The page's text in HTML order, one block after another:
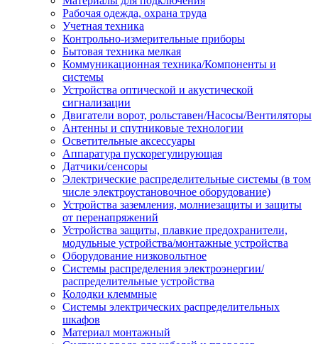
Рабочая одежда, охрана труда
Учетная техника
Контрольно-измерительные приборы
Бытовая техника мелкая
Коммуникационная техника/Компоненты и
системы
Устройства оптической и акустической
сигнализации
Двигатели ворот, рольставен/Насосы/Вентиляторы
Антенны и спутниковые технологии
Осветительные аксессуары
Аппаратура пускорегулирующая
Датчики/сенсоры
Электрические распределительные системы (в том
числе электроустановочное оборудование)
Устройства заземления, молниезащиты и защиты
от перенапряжений
Устройства защиты, плавкие предохранители,
модульные устройства/монтажные устройства
Оборудование низковольтное
Системы распределения электроэнергии/
распределительные устройства
Колодки клеммные
Системы электрических распределительных
шкафов
Материал монтажный